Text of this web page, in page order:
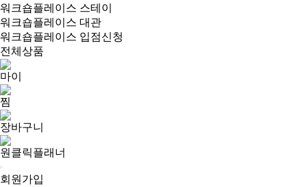
워크숍플레이스 스테이
워크숍플레이스 대관
워크숍플레이스 입점신청
전체상품
마이
찜
장바구니
원클릭플래너
회원가입